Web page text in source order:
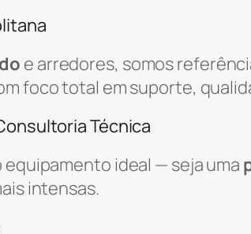
e arredores, somos
foco total em suporte,
Técnica
ideal — seja uma
intensas.